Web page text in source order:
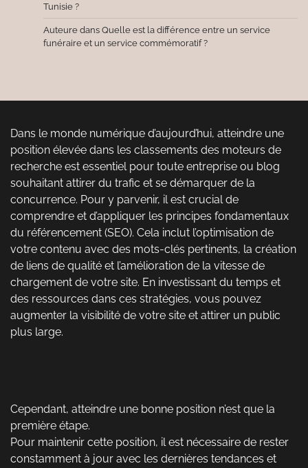
Tunisie ?
Auteure dans Quelle est la différence entre un service
funéraire et un service commémoratif ?
Dans le monde numérique d’aujourd’hui, atteindre une
position élevée dans les classements des moteurs de
recherche est essentiel pour toute entreprise ou blog
souhaitant attirer du trafic et se démarquer de la
concurrence. Pour y parvenir, il est crucial de
comprendre et d’appliquer les principes fondamentaux
du référencement (SEO). Cela inclut l’optimisation de
votre contenu avec des mots-clés pertinents, la création
de liens de qualité et l’amélioration de la vitesse de
chargement de votre site. En investissant du temps et
des ressources dans ces stratégies, vous pouvez
augmenter la visibilité de votre site et attirer un public
plus large.
Cependant, atteindre une bonne position n’est que la
première étape.
Pour maintenir cette position, il est nécessaire de rester
constamment à jour avec les dernières tendances et